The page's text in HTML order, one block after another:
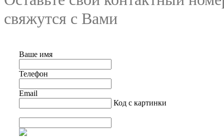
свяжутся с Вами
Ваше имя
Телефон
Email
Код с картинки